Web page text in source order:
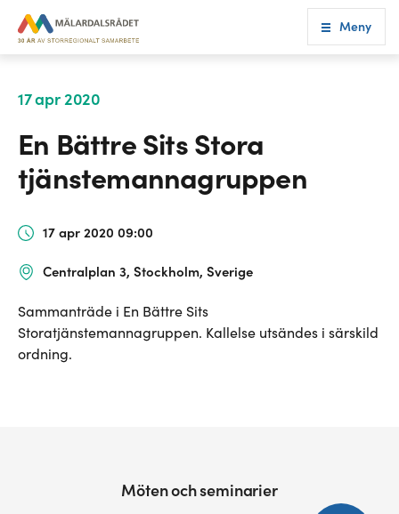
Meny
17 apr 2020
En Bättre Sits Stora
tjänstemannagruppen
17 apr 2020 09:00
Centralplan 3, Stockholm, Sverige
Sammanträde i En Bättre Sits
Storatjänstemannagruppen. Kallelse utsändes i särskild
ordning.
Möten och seminarier